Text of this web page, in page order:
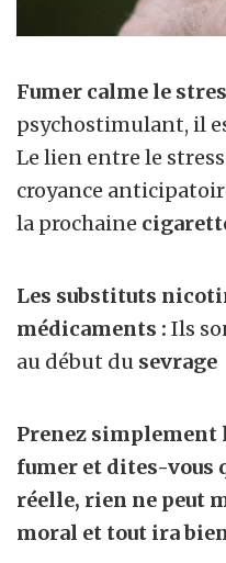
Fumer calme le
psychostimulant, il
Le lien entre le
croyance
la prochaine
Les substituts
médicaments : Ils
au début du sevrage
Prenez simplement
fumer et dites-vous
réelle, rien ne peut
moral et tout ira